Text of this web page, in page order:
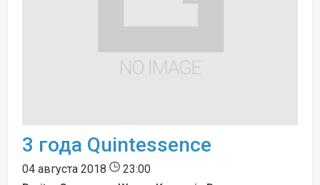
3 года Quintessence
04 августа 2018
23:00